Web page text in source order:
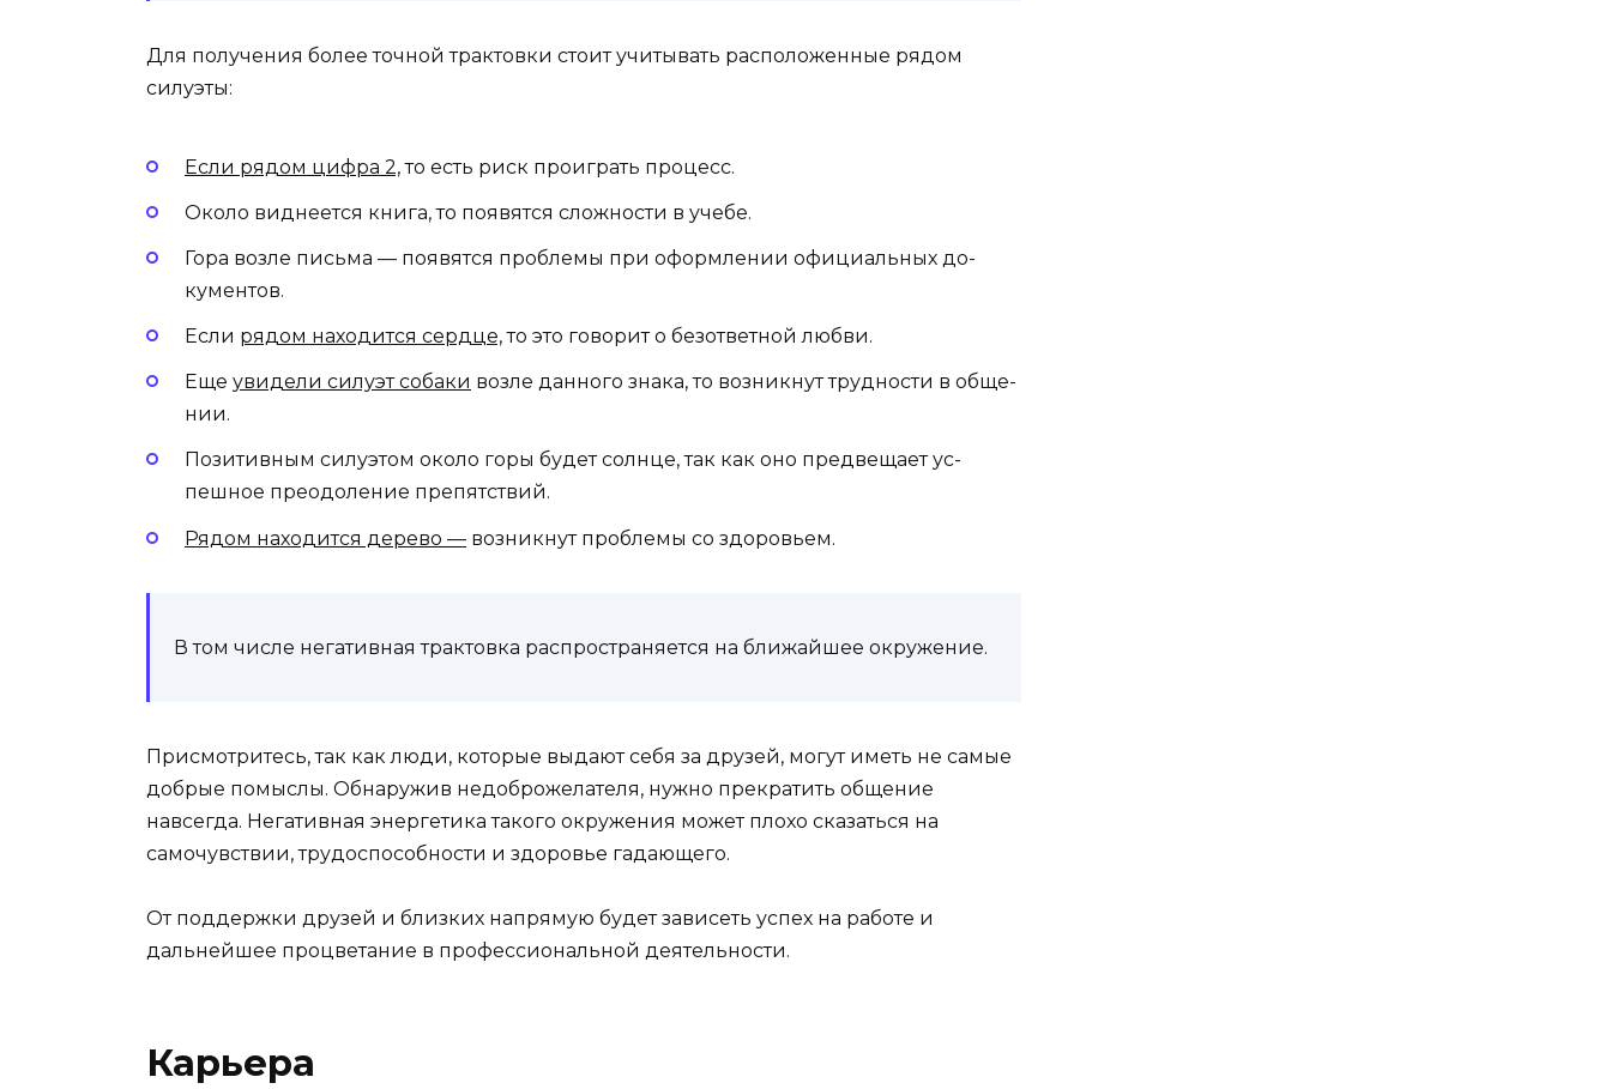
Для получения более точной трактовки стоит учитывать расположенные рядом
силуэты:
Если рядом циф­ра 2,то есть риск про­иг­рать про­цесс.
Около виднеется кни­га, то появятся слож­ности в уче­бе.
Го­ра воз­ле пись­ма — появятся проб­ле­мы при офор­мле­нии офи­ци­аль­ных до­
кумен­тов.
Если рядом находится сер­дце,то это говорит о бе­зот­ветной лю­бви.
Еще увидели силуэт собаки возле данного знака, то возникнут труд­ности в об­ще­
нии.
Позитивным силуэтом около горы будет солнце, так как оно предвещает ус­
пешное пре­одо­ление пре­пятс­твий.
Рядом находится де­рево — возникнут проб­ле­мы со здо­ровь­ем.
В том числе негативная трактовка распространяется на ближайшее окружение.
Присмотритесь, так как люди, которые выдают себя за друзей, могут иметь не самые
добрые помыслы. Обнаружив недоброжелателя, нужно прекратить общение
навсегда. Негативная энергетика такого окружения может плохо сказаться на
самочувствии, трудоспособности и здоровье гадающего.
От поддержки друзей и близких напрямую будет зависеть успех на работе и
дальнейшее процветание в профессиональной деятельности.
Карьера